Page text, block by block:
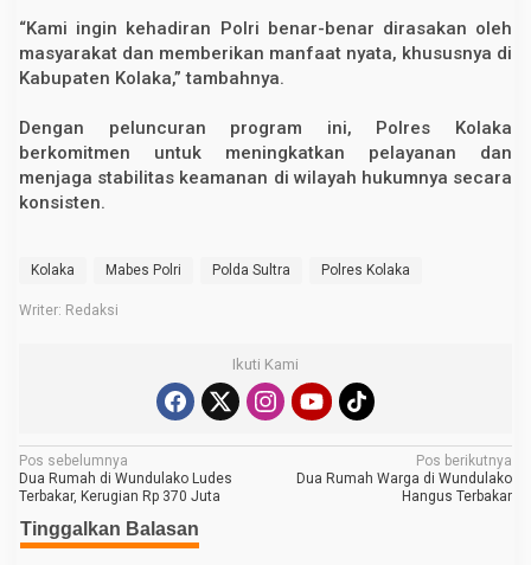
“Kami ingin kehadiran Polri benar-benar dirasakan oleh
masyarakat dan memberikan manfaat nyata, khususnya di
Kabupaten Kolaka,” tambahnya.
Dengan peluncuran program ini, Polres Kolaka
berkomitmen untuk meningkatkan pelayanan dan
menjaga stabilitas keamanan di wilayah hukumnya secara
konsisten.
Kolaka Mabes Polri Polda Sultra Polres Kolaka
Writer: Redaksi
Ikuti Kami
N
a
v
Pos sebelumnya
Dua Rumah di Wundulako Ludes
Terbakar, Kerugian Rp 370 Juta
Pos berikutnya
Dua Rumah Warga di Wundulako
Hangus Terbakar
Tinggalkan Balasan